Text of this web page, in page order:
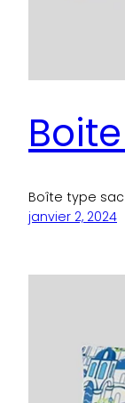
Boîte type
janvier 2, 2024